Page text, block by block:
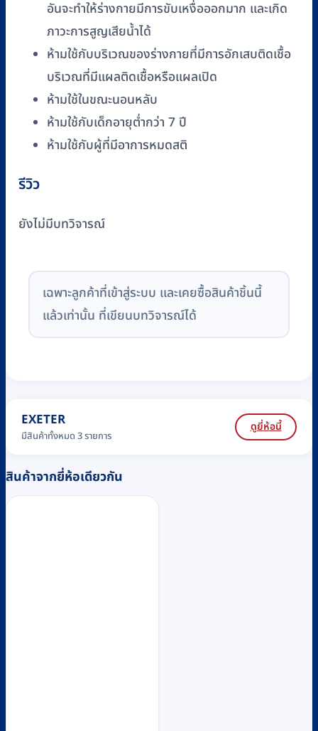
อันจะทำให้ร่างกายมีการขับเหงื่อออกมาก และเกิด
ภาวะการสูญเสียนํ้าได้
ห้ามใช้กับบริเวณของร่างกายที่มีการอักเสบติดเชื้อ
บริเวณที่มีแผลติดเชื้อหรือแผลเปิด
ห้ามใช้ในขณะนอนหลับ
ห้ามใช้กับเด็กอายุตํ่ากว่า 7 ปี
ห้ามใช้กับผู้ที่มีอาการหมดสติ
รีวิว
ยังไม่มีบทวิจารณ์
เฉพาะลูกค้าที่เข้าสู่ระบบ และเคยซื้อสินค้าชิ้นนี้
แล้วเท่านั้น ที่เขียนบทวิจารณ์ได้
EXETER
มีสินค้าทั้งหมด 3 รายการ
ดูยี่ห้อนี้
สินค้าจากยี่ห้อเดียวกัน